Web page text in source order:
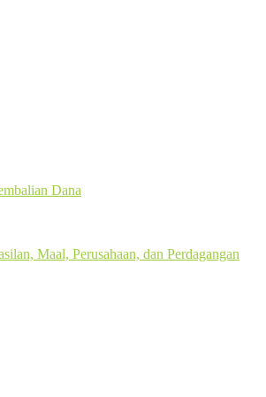
Dana
Maal, Perusahaan, dan Perdagangan